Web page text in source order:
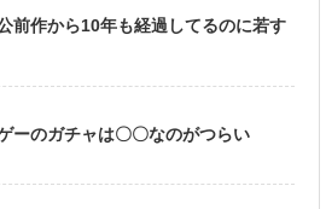
前作から10年も経過してるのに若す
ーのガチャは〇〇なのがつらい